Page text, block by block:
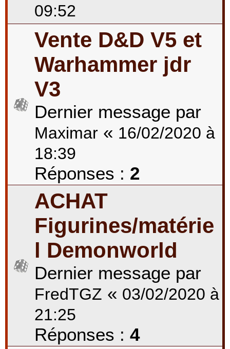
09:52
Vente D&D V5 et
Warhammer jdr
V3
Dernier message par
Maximar « 16/02/2020 à
18:39
Réponses : 2
ACHAT
Figurines/matérie
l Demonworld
Dernier message par
FredTGZ « 03/02/2020 à
21:25
Réponses : 4